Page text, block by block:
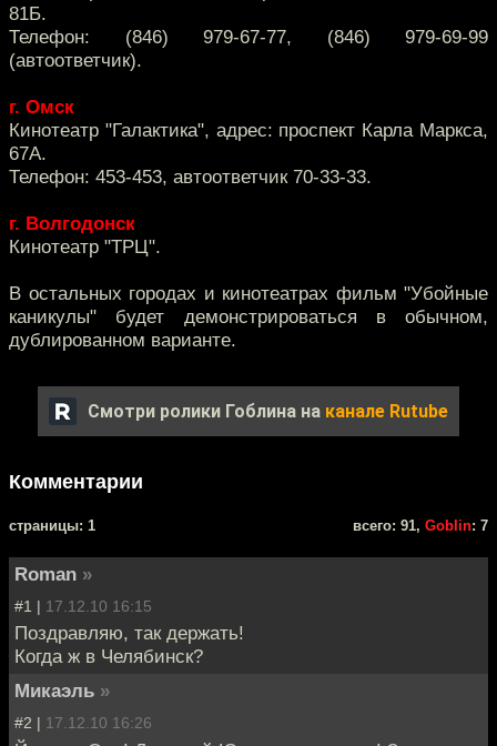
81Б.
Телефон: (846) 979-67-77, (846) 979-69-99
(автоответчик).
г. Омск
Кинотеатр "Галактика", адрес: проспект Карла Маркса,
67А.
Телефон: 453-453, автоответчик 70-33-33.
г. Волгодонск
Кинотеатр "ТРЦ".
В остальных городах и кинотеатрах фильм "Убойные
каникулы" будет демонстрироваться в обычном,
дублированном варианте.
Смотри ролики Гоблина на канале Rutube
Комментарии
cтраницы: 1 всего: 91, Goblin: 7
Roman »
#1 | 17.12.10 16:15
Поздравляю, так держать!
Когда ж в Челябинск?
Микаэль »
#2 | 17.12.10 16:26